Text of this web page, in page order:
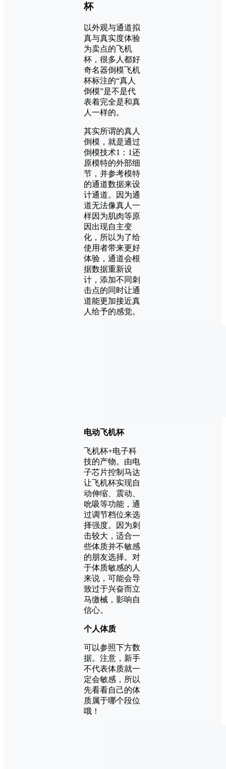
杯
以外观与通道拟
真与真实度体验
为卖点的飞机
杯，很多人都好
奇名器倒模飞机
杯标注的“真人
倒模”是不是代
表着完全是和真
人一样的。
其实所谓的真人
倒模，就是通过
倒模技术1：1还
原模特的外部细
节，并参考模特
的通道数据来设
计通道。因为通
道无法像真人一
样因为肌肉等原
因出现自主变
化，所以为了给
使用者带来更好
体验，通道会根
据数据重新设
计，添加不同刺
击点的同时让通
道能更加接近真
人给予的感觉。
电动飞机杯
飞机杯+电子科
技的产物。由电
子芯片控制马达
让飞机杯实现自
动伸缩、震动、
吮吸等功能，通
过调节档位来选
择强度。因为刺
击较大，适合一
些体质并不敏感
的朋友选择。对
于体质敏感的人
来说，可能会导
致过于兴奋而立
马缴械，影响自
信心。
个人体质
可以参照下方数
据。注意，新手
不代表体质就一
定会敏感，所以
先看看自己的体
质属于哪个段位
哦！